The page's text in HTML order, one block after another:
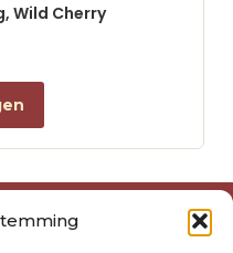
Wild Cherry